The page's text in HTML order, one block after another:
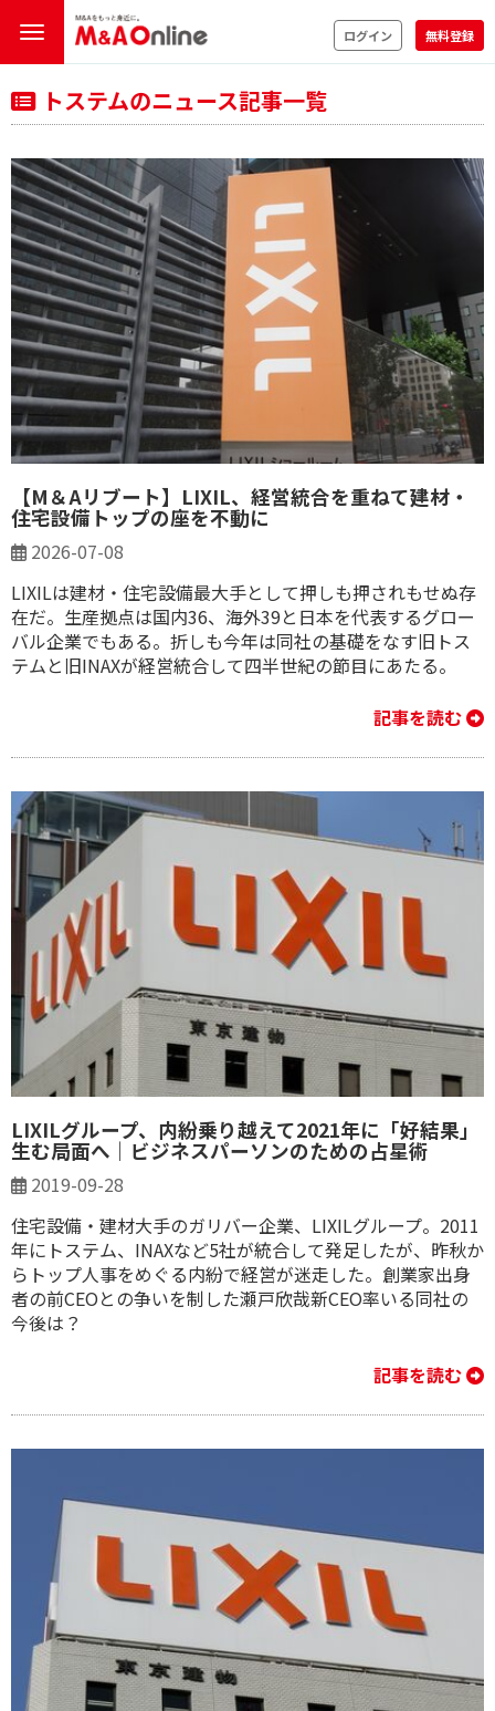
ログイン 無料登録
トステムのニュース記事一覧
【M＆Aリブート】LIXIL、経営統合を重ねて建材・
住宅設備トップの座を不動に
2026-07-08
LIXILは建材・住宅設備最大手として押しも押されもせぬ存
在だ。生産拠点は国内36、海外39と日本を代表するグロー
バル企業でもある。折しも今年は同社の基礎をなす旧トス
テムと旧INAXが経営統合して四半世紀の節目にあたる。
記事を読む
LIXILグループ、内紛乗り越えて2021年に「好結果」
生む局面へ｜ビジネスパーソンのための占星術
2019-09-28
住宅設備・建材大手のガリバー企業、LIXILグループ。2011
年にトステム、INAXなど5社が統合して発足したが、昨秋か
らトップ人事をめぐる内紛で経営が迷走した。創業家出身
者の前CEOとの争いを制した瀬戸欣哉新CEO率いる同社の
今後は？
記事を読む